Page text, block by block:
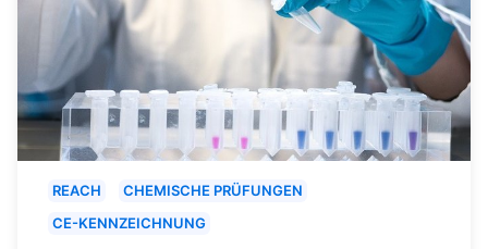
REACH
CHEMISCHE PRÜFUNGEN
CE-KENNZEICHNUNG